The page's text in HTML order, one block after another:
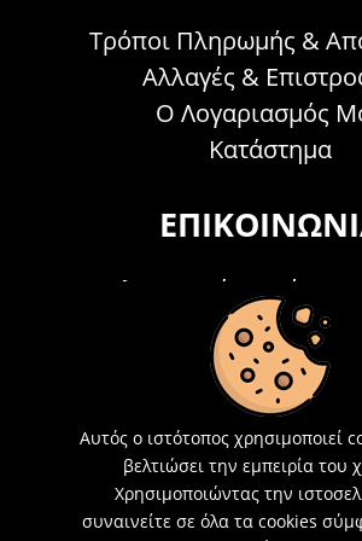
Τρόποι Πληρωμής &
Αλλαγές &
Ο Λογαριασμός
Κατάστημα
Τηλεφωνικά Δευτέρα -
09:00 - 15:00
Τ: 26214 00104
Αυτός ο ιστότοπος χρησιμοποιεί
βελτιώσει την εμπειρία του
Χρησιμοποιώντας την
συναινείτε σε όλα τα cookies